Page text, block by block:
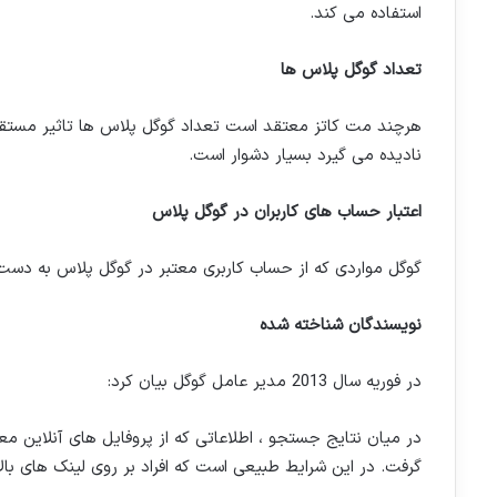
استفاده می کند.
تعداد گوگل پلاس ها
هرچند مت کاتز معتقد است تعداد گوگل پلاس ها تاثیر
نادیده می گیرد بسیار دشوار است.
اعتبار حساب های کاربران در گوگل پلاس
گوگل مواردی که از حساب کاربری معتبر در گوگل پلاس به
نویسندگان شناخته شده
در فوریه سال 2013 مدیر عامل گوگل بیان کرد:
در میان نتایج جستجو ، اطلاعاتی که از پروفایل های آنلاین
گرفت. در این شرایط طبیعی است که افراد بر روی لینک های